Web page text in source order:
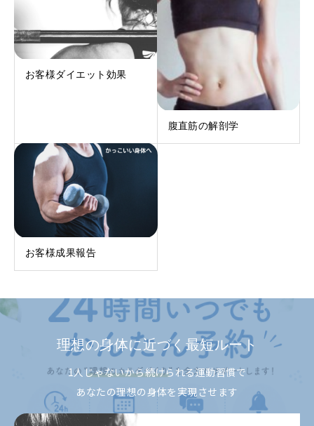
お客様ダイエット効果
腹直筋の解剖学
お客様成果報告
理想の身体に近づく最短ルート
1人じゃないから続けられる運動習慣で
あなたの理想の身体を実現させます